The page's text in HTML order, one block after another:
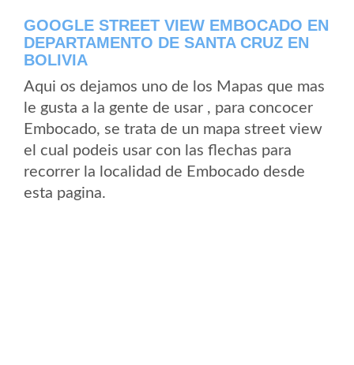
GOOGLE STREET VIEW EMBOCADO EN
DEPARTAMENTO DE SANTA CRUZ EN
BOLIVIA
Aqui os dejamos uno de los Mapas que mas
le gusta a la gente de usar , para concocer
Embocado, se trata de un mapa street view
el cual podeis usar con las flechas para
recorrer la localidad de Embocado desde
esta pagina.